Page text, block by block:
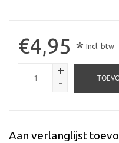
€4,95 * Incl. btw
+
-
Aan verlanglijst